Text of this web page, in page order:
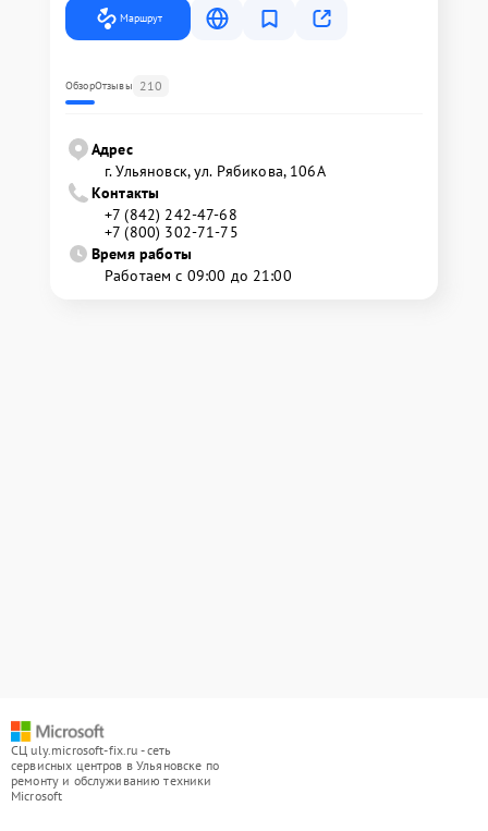
Маршрут
ОбзорОтзывы 210
Адрес
г. Ульяновск, ул. Рябикова, 106А
Контакты
+7 (842) 242-47-68
+7 (800) 302-71-75
Время работы
Работаем с 09:00 до 21:00
СЦ uly.microsoft-fix.ru - сеть
сервисных центров в Ульяновске по
ремонту и обслуживанию техники
Microsoft